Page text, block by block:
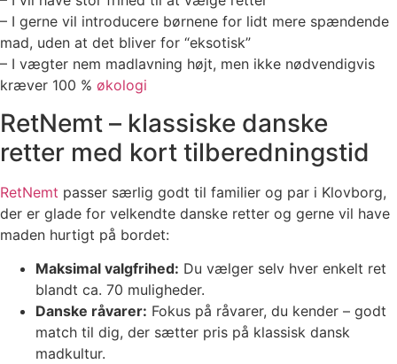
– I gerne vil introducere børnene for lidt mere spændende
mad, uden at det bliver for “eksotisk”
– I vægter nem madlavning højt, men ikke nødvendigvis
kræver 100 % økologi
RetNemt – klassiske danske
retter med kort tilberedningstid
RetNemt passer særlig godt til familier og par i Klovborg,
der er glade for velkendte danske retter og gerne vil have
maden hurtigt på bordet:
Maksimal valgfrihed: Du vælger selv hver enkelt ret
blandt ca. 70 muligheder.
Danske råvarer: Fokus på råvarer, du kender – godt
match til dig, der sætter pris på klassisk dansk
madkultur.